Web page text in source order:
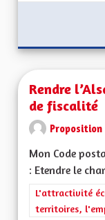
Rendre
de fiscalité
Proposition
Mon Code
: Etendre le
Filtrer les
L'attractivité
territoires,